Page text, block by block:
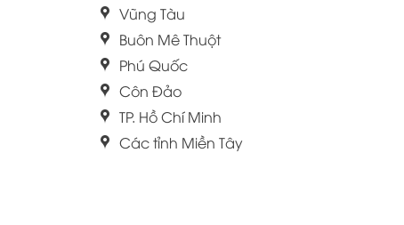
Vũng Tàu
Buôn Mê Thuột
Phú Quốc
Côn Đảo
TP. Hồ Chí Minh
Các tỉnh Miền Tây